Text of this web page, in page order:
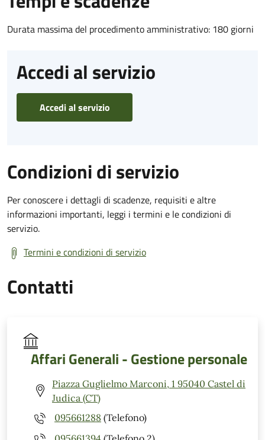
Durata massima del procedimento amministrativo: 180 giorni
Accedi al servizio
Accedi al servizio
Condizioni di servizio
Per conoscere i dettagli di scadenze, requisiti e altre
informazioni importanti, leggi i termini e le condizioni di
servizio.
Termini e condizioni di servizio
Contatti
Affari Generali - Gestione personale
Piazza Guglielmo Marconi, 1 95040 Castel di
Judica (CT)
095661288 (Telefono)